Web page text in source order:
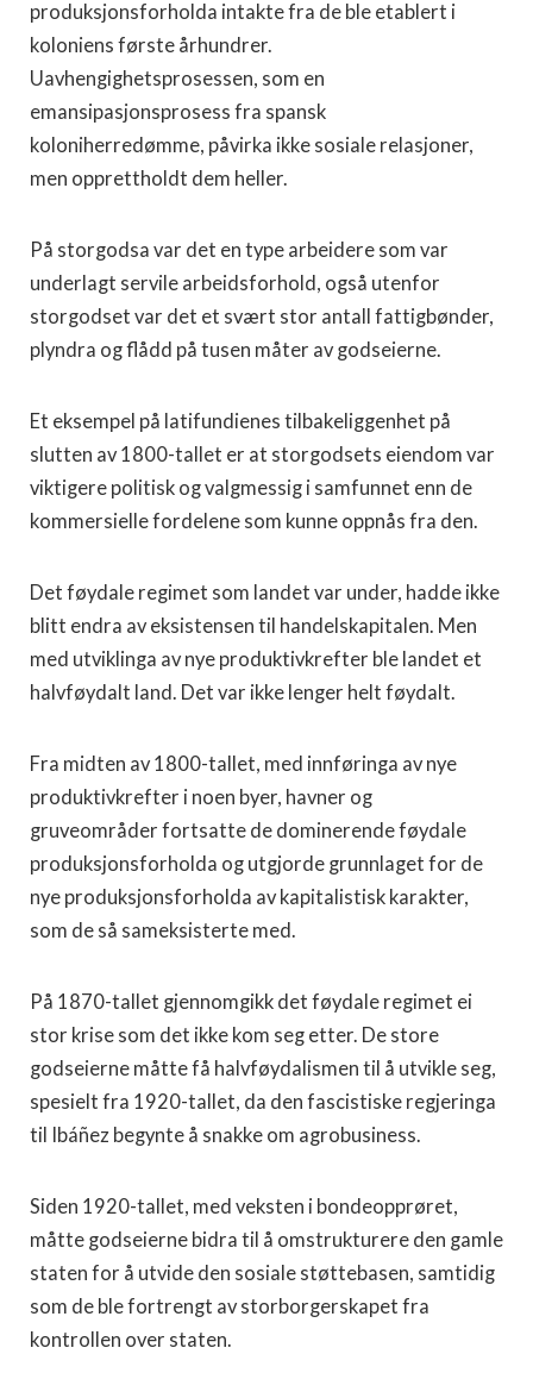
produksjonsforholda intakte fra de ble etablert i
koloniens første århundrer.
Uavhengighetsprosessen, som en
emansipasjonsprosess fra spansk
koloniherredømme, påvirka ikke sosiale relasjoner,
men opprettholdt dem heller.
På storgodsa var det en type arbeidere som var
underlagt servile arbeidsforhold, også utenfor
storgodset var det et svært stor antall fattigbønder,
plyndra og flådd på tusen måter av godseierne.
Et eksempel på latifundienes tilbakeliggenhet på
slutten av 1800-tallet er at storgodsets eiendom var
viktigere politisk og valgmessig i samfunnet enn de
kommersielle fordelene som kunne oppnås fra den.
Det føydale regimet som landet var under, hadde ikke
blitt endra av eksistensen til handelskapitalen. Men
med utviklinga av nye produktivkrefter ble landet et
halvføydalt land. Det var ikke lenger helt føydalt.
Fra midten av 1800-tallet, med innføringa av nye
produktivkrefter i noen byer, havner og
gruveområder fortsatte de dominerende føydale
produksjonsforholda og utgjorde grunnlaget for de
nye produksjonsforholda av kapitalistisk karakter,
som de så sameksisterte med.
På 1870-tallet gjennomgikk det føydale regimet ei
stor krise som det ikke kom seg etter. De store
godseierne måtte få halvføydalismen til å utvikle seg,
spesielt fra 1920-tallet, da den fascistiske regjeringa
til Ibáñez begynte å snakke om agrobusiness.
Siden 1920-tallet, med veksten i bondeopprøret,
måtte godseierne bidra til å omstrukturere den gamle
staten for å utvide den sosiale støttebasen, samtidig
som de ble fortrengt av storborgerskapet fra
kontrollen over staten.